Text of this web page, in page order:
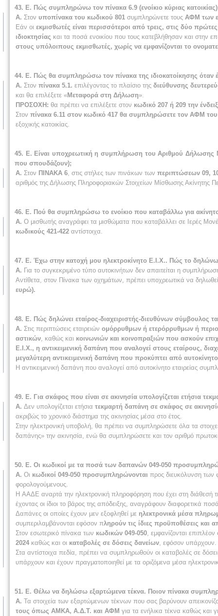
43. Ε. Πώς συμπληρώνω τον πίνακα 6.9 (ενοίκιο κύριας
Α. Στον υποπίνακα του κωδικού 801 συμπληρώνετε τους ΑΦΜ των
Εάν οι εκμισθωτές είναι περισσότεροι από τρεις, στις δύο
ιδιοκτησίας και τα ποσά ενοικίου που τους κατεβλήθησαν και στην
στους υπόλοιπους εκμισθωτές, χωρίς να εμφανίζονται το
44. Ε. Πώς θα συμπληρώσω τον πίνακα της ιδιοκατοίκησης όταν
Α. Στον πίνακα 5.1. επιλέγοντας το πλαίσιο της διεύθυνσης
και θα επιλέξετε «Μεταφορά στη Δήλωση».
ΠΡΟΣΟΧΗ: θα πρέπει να επιλέξετε στον κωδικό 207 ή 209 την
Στον πίνακα 6.11 στον κωδικό 417 θα συμπληρώσετε τον ΑΦΜ του
εξοχικής κατοικίας.
45. Ε. Είναι υποχρεωτική η συμπλήρωση του Αριθμού Δήλωσης
που σπουδάζουν);
Α. Στον ΠΙΝΑΚΑ 6 , στις στήλες των πινάκων των περιπτώσεων 09,
αριθμός της Δήλωσης Πληροφοριακών Στοιχείων Μίσθωσης Ακίνητης
46. Ε. Πού θα συμπληρώσω το ενοίκιο που καταβάλλω για
Α. Ο μισθωτής αναγράφει τα μισθώματα που καταβάλλει σε Ιερές
κωδικούς 421-422 αντίστοιχα.
47. Ε. Έχω στην κατοχή μου ηλεκτροκίνητο Ε.Ι.Χ.. Πώς το
Α. Για το συγκεκριμένο τύπο αυτοκινήτων δεν απαιτείται η
Αντίθετα, στον Πίνακα των οχημάτων, πρέπει υποχρεωτικά να
ευρώ).
48. Ε. Πώς δηλώνει εταίρος-διαχειριστής-διευθύνων σύμβουλος
Α. Στις περιπτώσεις εταιρειών ομόρρυθμων ή ετερόρρυθμων ή
αστικών , καθώς και κοινωνιών και κοινοπραξιών που ασκούν
Ε.Ι.Χ., η αντικειμενική δαπάνη που αναλογεί στους εταίρους,
μεγαλύτερη αντικειμενική δαπάνη που προκύπτει από αυτοκίνητο
Η αντικειμενική δαπάνη που αναλογεί από αυτοκίνητο εταιρείας
49. Ε. Για σκάφος που είναι σε ακινησία υπολογίζεται ετήσια
Α. Δεν υπολογίζεται ετήσια τεκμαρτή δαπάνη σε σκάφος σε
ακριβώς το χρονικό διάστημα της ακινησίας μέσα στο έτος.
Στην ηλεκτρονική υποβολή, θα πρέπει να συμπληρώσετε όλα τα
δαπάνης» την ακινησία, ενώ θα συμπληρώσετε και τον αριθμό
50. Ε. Οι κωδικοί με τα ποσά των δαπανών 049-050
Α. Οι κωδικοί 049-050 προσυμπληρώνονται προς διευκόλυνση
φορολογούμενους.
H ΑΑΔΕ αναρτά την ηλεκτρονική πληροφόρηση που έχει στη
έχοντας οι ίδιοι το βάρος της απόδειξης, αναγράφουν διαφορετικά
Δαπάνες οι οποίες έχουν μεν εξοφληθεί με ηλεκτρονικά μέσα
συμπεριλαμβάνονται εφόσον πληρούν τις ίδιες προϋποθέσεις
Στον εσωτερικό πίνακα των κωδικών 049-050 , εμφανίζονται
2024 καθώς και οι καταβολές σε δόσεις δανείων , εφόσον υπάρχουν.
Στα αντίστοιχα πεδία, πρέπει να συμπληρωθούν οι καταβολές σε
υπάρχουν και έχουν πραγματοποιηθεί με τα οριζόμενα μέσα
51. Ε. Θέλω να δηλώσω εξαρτώμενα τέκνα. Ποιον πίνακα
Α. Τα στοιχεία των εξαρτώμενων τέκνων που σας βαρύνουν
τους όπως ΑΜΚΑ, Α.Δ.Τ. και ΑΦΜ για τα ενήλικα τέκνα καθώς και